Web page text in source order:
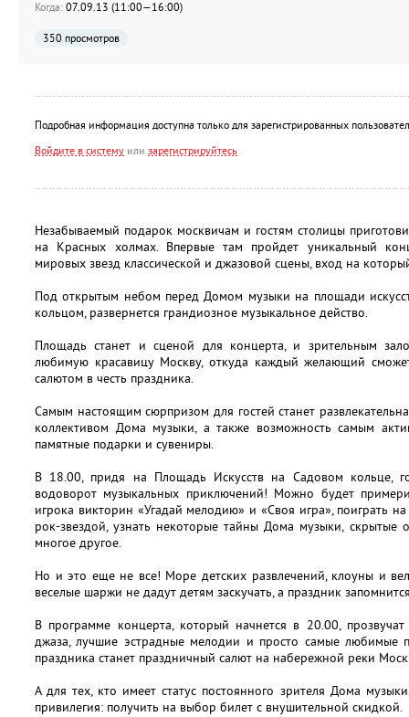
Когда: 07.09.13 (11:00—16:00)
350 просмотров
Подробная информация доступна только для зарегистрированных
Войдите в систему или зарегистрируйтесь
Незабываемый подарок москвичам и гостям столицы
на Красных холмах. Впервые там пройдет уникальный
мировых звезд классической и джазовой сцены, вход на
Под открытым небом перед Домом музыки на площади
кольцом, развернется грандиозное музыкальное действо.
Площадь станет и сценой для концерта, и зрительным
любимую красавицу Москву, откуда каждый желающий
салютом в честь праздника.
Самым настоящим сюрпризом для гостей станет
коллективом Дома музыки, а также возможность самым
памятные подарки и сувениры.
В 18.00, придя на Площадь Искусств на Садовом кольце,
водоворот музыкальных приключений! Можно будет
игрока викторин «Угадай мелодию» и «Своя игра», поиграть
рок-звездой, узнать некоторые тайны Дома музыки, скрытые
многое другое.
Но и это еще не все! Море детских развлечений, клоуны и
веселые шаржи не дадут детям заскучать, а праздник
В программе концерта, который начнется в 20.00,
джаза, лучшие эстрадные мелодии и просто самые
праздника станет праздничный салют на набережной реки
А для тех, кто имеет статус постоянного зрителя Дома
привилегия: получить на выбор билет с внушительной скидкой.